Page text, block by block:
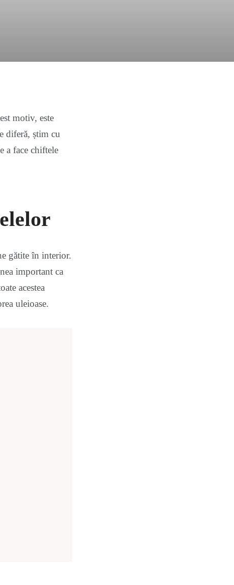
motiv, este
diferă, știm cu
a face chiftele
gătite în interior.
important ca
acestea
uleioase.